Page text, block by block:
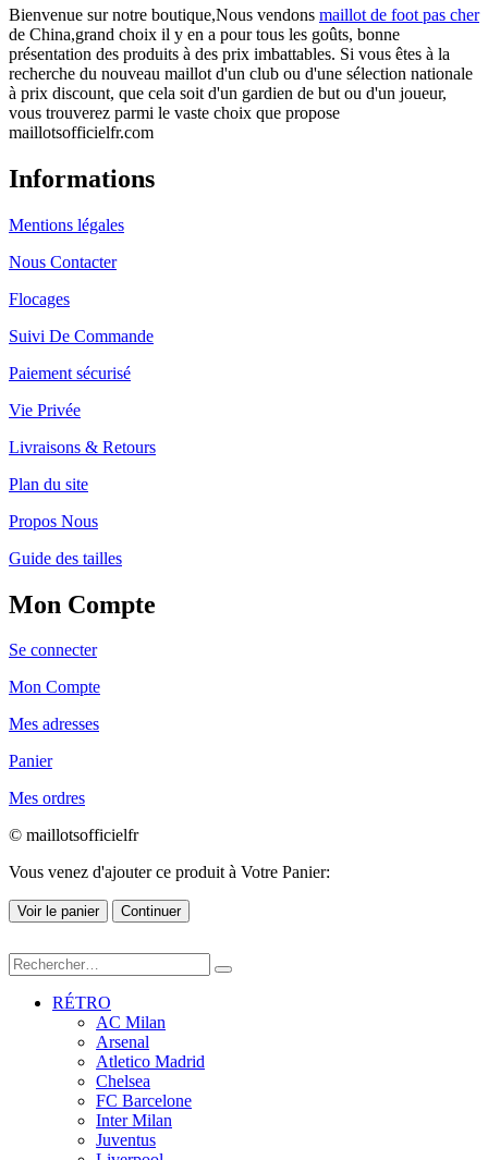
Bienvenue sur notre boutique,Nous vendons maillot de foot pas cher
de China,grand choix il y en a pour tous les goûts, bonne
présentation des produits à des prix imbattables. Si vous êtes à la
recherche du nouveau maillot d'un club ou d'une sélection nationale
à prix discount, que cela soit d'un gardien de but ou d'un joueur,
vous trouverez parmi le vaste choix que propose
maillotsofficielfr.com
Informations
Mentions légales
Nous Contacter
Flocages
Suivi De Commande
Paiement sécurisé
Vie Privée
Livraisons & Retours
Plan du site
Propos Nous
Guide des tailles
Mon Compte
Se connecter
Mon Compte
Mes adresses
Panier
Mes ordres
© maillotsofficielfr
Vous venez d'ajouter ce produit à Votre Panier:
Voir le panier Continuer
RÉTRO
AC Milan
Arsenal
Atletico Madrid
Chelsea
FC Barcelone
Inter Milan
Juventus